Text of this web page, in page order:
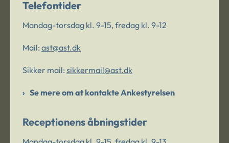
Telefontider
Mandag-torsdag kl. 9-15, fredag kl. 9-12
Mail: ast@ast.dk
Sikker mail: sikkermail@ast.dk
Se mere om at kontakte Ankestyrelsen
Receptionens åbningstider